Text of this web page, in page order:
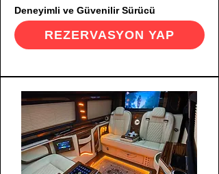
Deneyimli ve Güvenilir Sürücü
REZERVASYON YAP